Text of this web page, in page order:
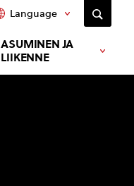
ASUMINEN JA
LIIKENNE
Language